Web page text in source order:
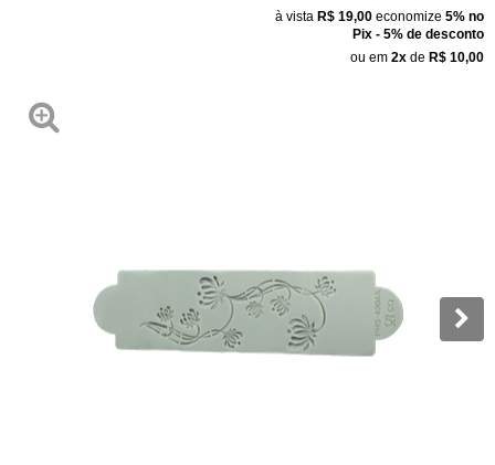
à vista R$ 19,00 economize 5% no
Pix - 5% de desconto
ou em 2x de R$ 10,00